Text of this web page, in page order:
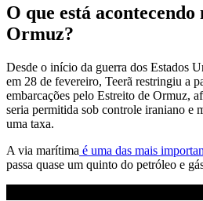
O que está
Ormuz?
Desde o início da guerra dos Estados
em 28 de fevereiro, Teerã restringiu a
embarcações pelo Estreito de Ormuz,
seria permitida sob controle iraniano e
uma taxa.
A via marítima é uma das mais
passa quase um quinto do petróleo e